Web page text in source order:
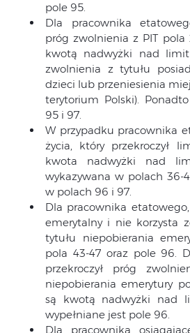
pole 95.
Dla pracownika
próg zwolnienia z PIT pola
kwotą nadwyżki nad
zwolnienia z tytułu
dzieci lub przeniesienia
terytorium Polski).
95 i 97.
W przypadku pracownika
życia, który przekroczył
kwota nadwyżki nad
wykazywana w polach 36-
w polach 96 i 97.
Dla pracownika
emerytalny i nie korzysta
tytułu niepobierania
pola 43-47 oraz pole 96.
przekroczył próg
niepobierania emerytury
są kwotą nadwyżki nad
wypełniane jest pole 96.
Dla pracownika